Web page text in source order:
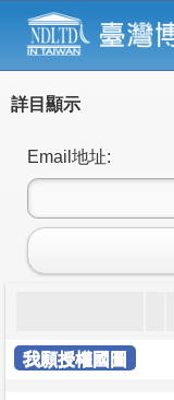
詳目顯示
Email地址:
我願授權國圖